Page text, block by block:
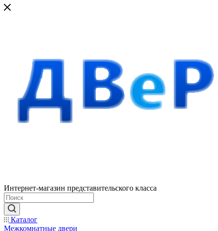
Интернет-магазин представительского класса
Каталог
Межкомнатные двери